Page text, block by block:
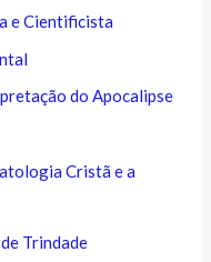
e Cientificista
do Apocalipse
Cristã e a
Trindade